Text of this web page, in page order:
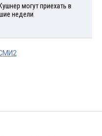
могут приехать в
недели